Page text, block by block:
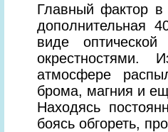
Главный фактор в
дополнительная
виде
окрестностями.
атмосфере
брома, магния и
Находясь
боясь обгореть,